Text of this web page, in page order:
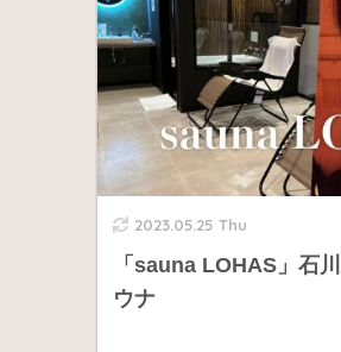
2023.05.25 Thu
「sauna LOHAS」石
ウナ